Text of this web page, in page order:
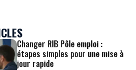
Changer RIB Pôle emploi :
étapes simples pour une mise à
jour rapide